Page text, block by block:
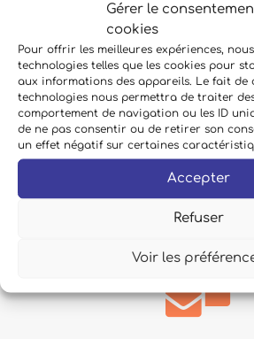
Gérer le
cookies
Pour offrir les meilleures expériences,
technologies telles que les cookies pour
aux informations des appareils. Le fait de
technologies nous permettra de traiter
comportement de navigation ou les ID
de ne pas consentir ou de retirer son
un effet négatif sur certaines
Accepter
Refuser
Voir les

Local
en attente d'un local
